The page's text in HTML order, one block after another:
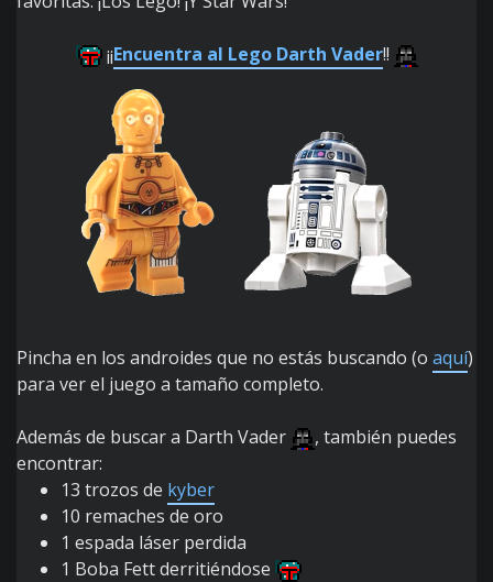
¡¡Encuentra al Lego Darth Vader!!
Pincha en los androides que no estás buscando (o aquí)
para ver el juego a tamaño completo.
Además de buscar a Darth Vader
, también puedes
encontrar:
13 trozos de kyber
10 remaches de oro
1 espada láser perdida
1 Boba Fett derritiéndose